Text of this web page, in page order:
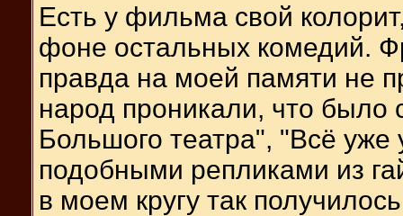
Есть у фильма свой
фоне остальных комедий.
правда на моей памяти не
народ проникали, что было
Большого театра", "Всё уже
подобными репликами из
в моем кругу так